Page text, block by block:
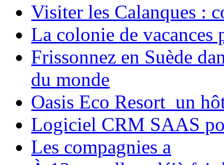
Visiter les Calanques :
La colonie de vacances
Frissonnez en Suède
du monde
Oasis Eco Resort un
Logiciel CRM SAAS
Les compagnies a